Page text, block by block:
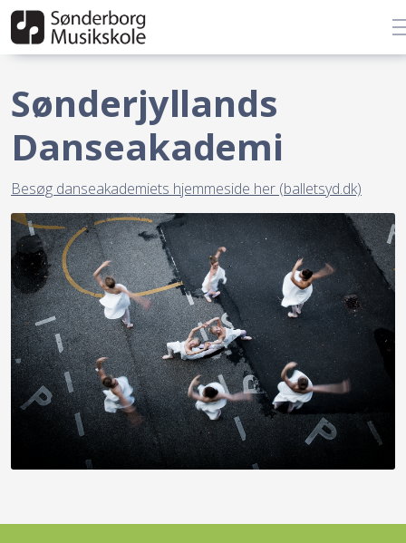
Sønderjyllands
Danseakademi
Besøg danseakademiets hjemmeside her (balletsyd.dk)